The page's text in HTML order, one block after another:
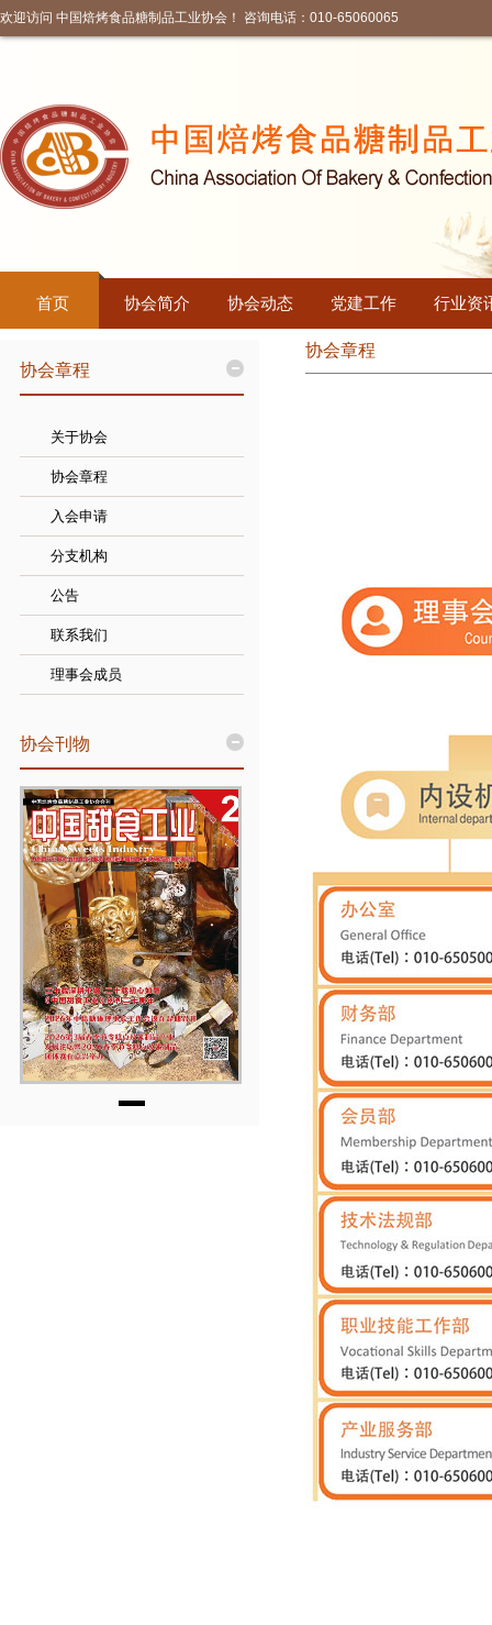
欢迎访问 中国焙烤食品糖制品工业协会！ 咨询电话：010-65060065
首页 协会简介 协会动态 党建工作 行业资
协会章程
关于协会
协会章程
入会申请
分支机构
公告
联系我们
理事会成员
协会刊物
协会章程